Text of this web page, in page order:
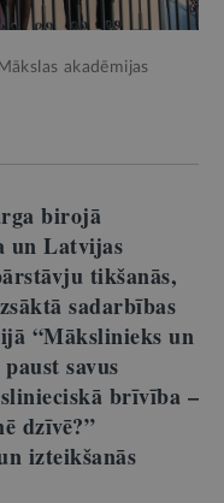
akadēmijas
birojā
un Latvijas
tikšanās,
sadarbības
“Mākslinieks un
savus
brīvība –
dzīvē?”
izteikšanās